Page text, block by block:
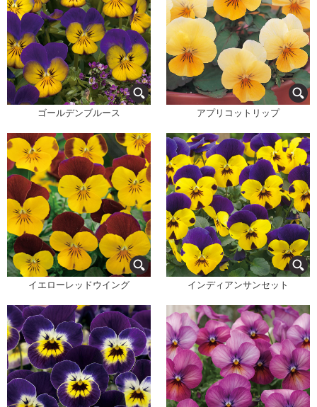
ゴールデンブルース アプリコットリップ
イエローレッドウイング インディアンサンセット